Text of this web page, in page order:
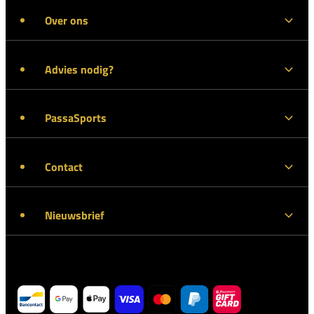
Over ons
Advies nodig?
PassaSports
Contact
Nieuwsbrief